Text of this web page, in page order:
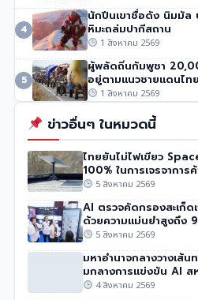
4
นักปีนเขาชื่อดัง นิมมัล
หิมะถล่มปากีสถาน
1 สิงหาคม 2569
5
ผู้พลัดถิ่นกัมพูชา
อยู่ตามแนวชายแดนไทย
1 สิงหาคม 2569
ข่าวอื่นๆ ในหมวดนี้
ไทยยันไม่ไฟเขียว
100% ในการเจรจาการ
5 สิงหาคม 2569
AI ตรวจคัดกรองสะเก็ด
ด้วยความแม่นยำสูงถึง
5 สิงหาคม 2569
มหาอำนาจกลางวางเส้น
มกลางการแข่งขัน AI ส
4 สิงหาคม 2569